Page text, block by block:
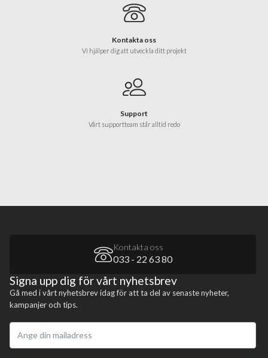
Kontakta oss
Vi hjälper dig att utveckla ditt projekt
Support
Vårt supportteam står alltid redo
Kontakta oss
033 - 22 63 80
Signa upp dig för vårt nyhetsbrev
Gå med i vårt nyhetsbrev idag för att ta del av senaste nyheter,
kampanjer och tips.